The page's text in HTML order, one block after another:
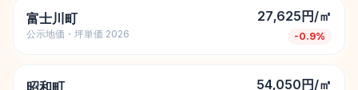
富士川町
公示地価・坪単価 2026
27,625円/㎡
-0.9%
昭和町 54,050円/㎡